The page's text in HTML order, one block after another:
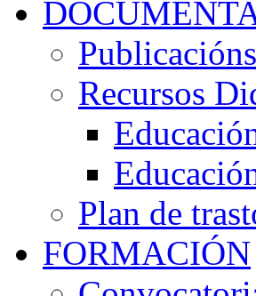
Publicacións
Recursos
Plan de
FORMACIÓN